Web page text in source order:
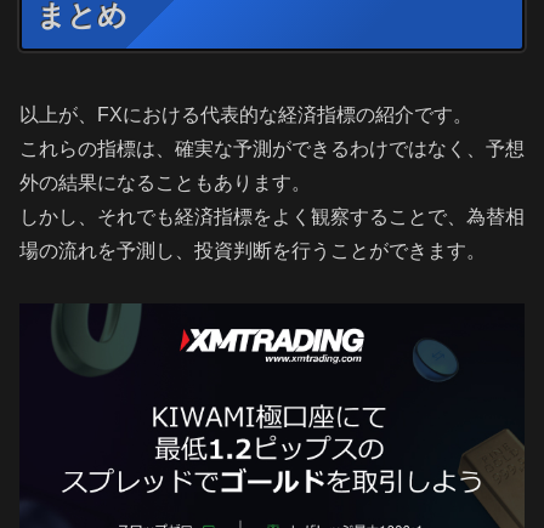
まとめ
以上が、FXにおける代表的な経済指標の紹介です。
これらの指標は、確実な予測ができるわけではなく、予想
外の結果になることもあります。
しかし、それでも経済指標をよく観察することで、為替相
場の流れを予測し、投資判断を行うことができます。